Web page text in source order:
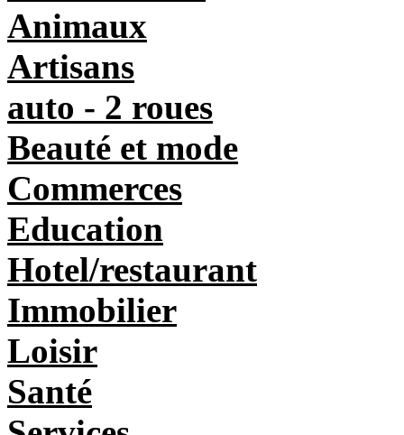
Animaux
Artisans
auto - 2 roues
Beauté et mode
Commerces
Education
Hotel/restaurant
Immobilier
Loisir
Santé